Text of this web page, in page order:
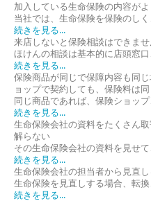
加入している生命保険の内容が
当社では、生命保険を保険のしく
続きを見る...
来店しないと保険相談はできませ
ほけんの相談は基本的に店頭窓口
続きを見る...
保険商品が同じで保障内容も同
ョップで契約しても、保険料は
同じ商品であれば、保険ショップ
続きを見る...
生命保険会社の資料をたくさん
解らない
その生命保険会社の資料を見せて
続きを見る...
生命保険会社の担当者から見直
生命保険を見直しする場合、転換
続きを見る...